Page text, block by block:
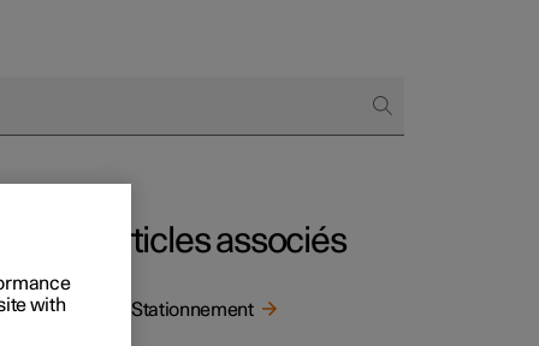
en nature
Articles associés
Vue Stationnement
with